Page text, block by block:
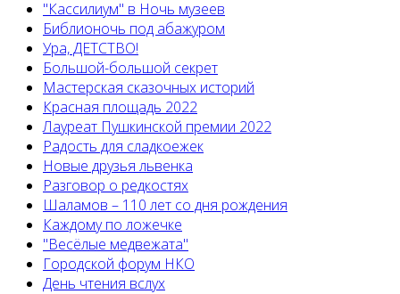
"Кассилиум" в Ночь музеев
Библионочь под абажуром
Ура, ДЕТСТВО!
Большой-большой секрет
Мастерская сказочных историй
Красная площадь 2022
Лауреат Пушкинской премии 2022
Радость для сладкоежек
Новые друзья львенка
Разговор о редкостях
Шаламов – 110 лет со дня рождения
Каждому по ложечке
"Весёлые медвежата"
Городской форум НКО
День чтения вслух